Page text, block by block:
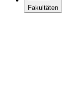
Fakultäten